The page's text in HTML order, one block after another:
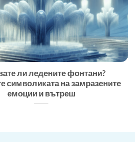
ли ледените фонтани?
символиката на замразените
емоции и вътреш